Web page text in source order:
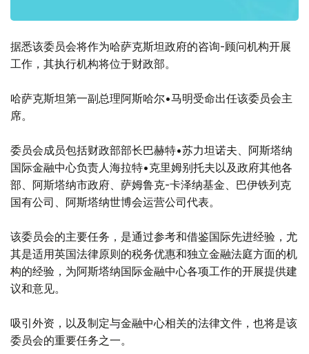
据悉该委员会将作为哈萨克斯坦政府的咨询-顾问机构开展
工作，其执行机构将位于财政部。
哈萨克斯坦第一副总理阿斯哈尔•马明受命出任该委员会主
席。
委员会成员包括财政部部长巴赫特•苏力坦诺夫、阿斯塔纳
国际金融中心负责人海拉特•克里姆别托夫以及政府其他各
部、阿斯塔纳市政府、萨姆鲁克-卡泽纳基金、巴伊铁列克
国有公司、阿斯塔纳世博会运营公司代表。
该委员会的主要任务，是通过参考和借鉴国际先进经验，尤
其是适用英国法律原则的税务优惠和独立金融法庭方面的机
构的经验，为阿斯塔纳国际金融中心各项工作的开展提供建
议和意见。
吸引外资，以及制定与金融中心相关的法律文件，也将是该
委员会的重要任务之一。